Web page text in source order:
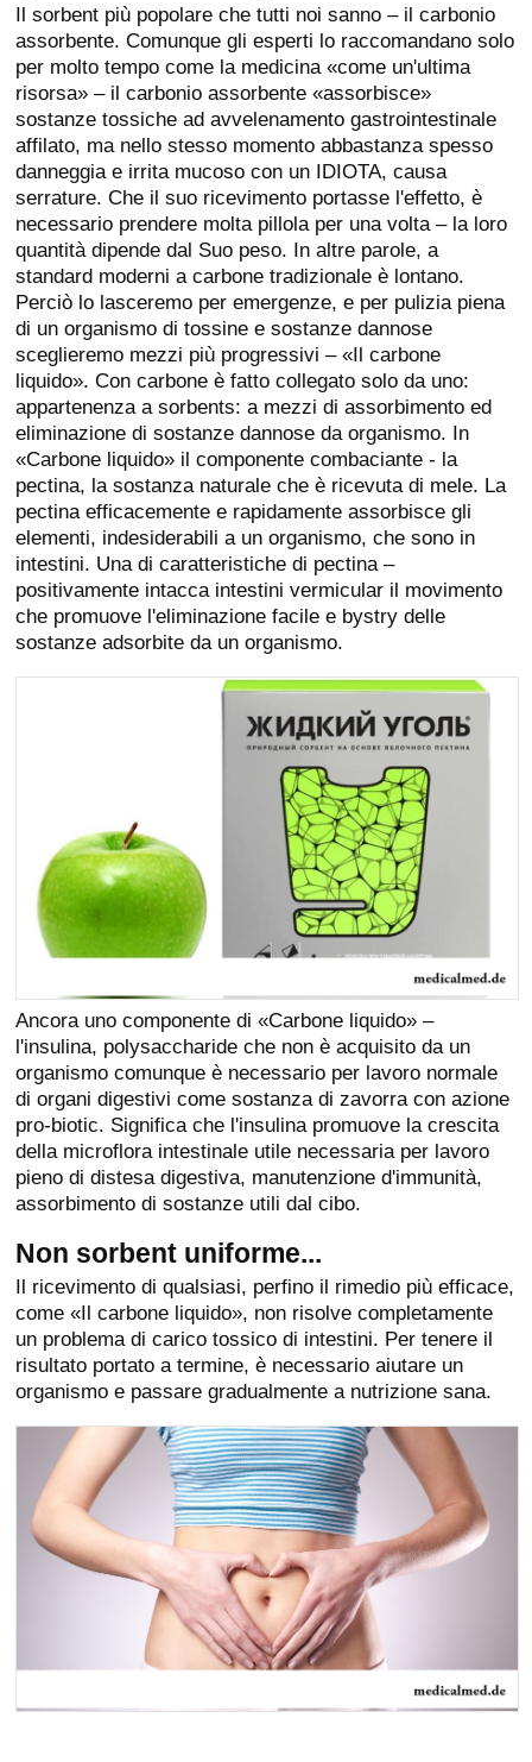
Il sorbent più popolare che tutti noi sanno – il carbonio
assorbente. Comunque gli esperti lo raccomandano solo
per molto tempo come la medicina «come un'ultima
risorsa» – il carbonio assorbente «assorbisce»
sostanze tossiche ad avvelenamento gastrointestinale
affilato, ma nello stesso momento abbastanza spesso
danneggia e irrita mucoso con un IDIOTA, causa
serrature. Che il suo ricevimento portasse l'effetto, è
necessario prendere molta pillola per una volta – la loro
quantità dipende dal Suo peso. In altre parole, a
standard moderni a carbone tradizionale è lontano.
Perciò lo lasceremo per emergenze, e per pulizia piena
di un organismo di tossine e sostanze dannose
sceglieremo mezzi più progressivi – «Il carbone
liquido». Con carbone è fatto collegato solo da uno:
appartenenza a sorbents: a mezzi di assorbimento ed
eliminazione di sostanze dannose da organismo. In
«Carbone liquido» il componente combaciante - la
pectina, la sostanza naturale che è ricevuta di mele. La
pectina efficacemente e rapidamente assorbisce gli
elementi, indesiderabili a un organismo, che sono in
intestini. Una di caratteristiche di pectina –
positivamente intacca intestini vermicular il movimento
che promuove l'eliminazione facile e bystry delle
sostanze adsorbite da un organismo.
Ancora uno componente di «Carbone liquido» –
l'insulina, polysaccharide che non è acquisito da un
organismo comunque è necessario per lavoro normale
di organi digestivi come sostanza di zavorra con azione
pro-biotic. Significa che l'insulina promuove la crescita
della microflora intestinale utile necessaria per lavoro
pieno di distesa digestiva, manutenzione d'immunità,
assorbimento di sostanze utili dal cibo.
Non sorbent uniforme...
Il ricevimento di qualsiasi, perfino il rimedio più efficace,
come «Il carbone liquido», non risolve completamente
un problema di carico tossico di intestini. Per tenere il
risultato portato a termine, è necessario aiutare un
organismo e passare gradualmente a nutrizione sana.